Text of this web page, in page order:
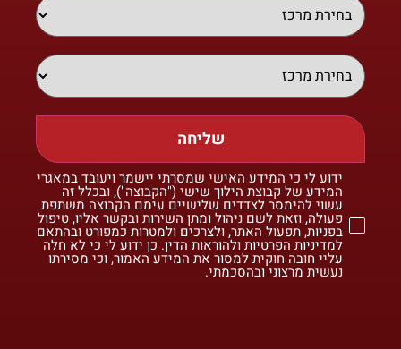
שליחה
ידוע לי כי המידע האישי שמסרתי יישמר ויעובד במאגרי
המידע של קבוצת הילוך שישי ("הקבוצה"), ובכלל זה
עשוי להימסר לצדדים שלישיים עימם הקבוצה משתפת
פעולה, וזאת לשם ניהול ומתן השירות ובקשר אליו, טיפול
בפניות, תפעול האתר, ולצרכים ולמטרות כמפורט ובהתאם
למדיניות הפרטיות ולהוראות הדין. כן ידוע לי כי לא חלה
עליי חובה חוקית למסור את המידע האמור, וכי מסירתו
נעשית מרצוני ובהסכמתי.